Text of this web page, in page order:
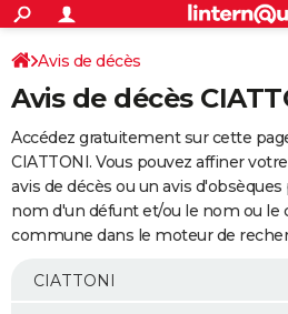
ACTUALITÉS
Politique
Société
Faits Divers
Education
Monde
Villes
+
SPORT
Coupe du monde 2026
Football
Tennis
Cyclisme
Rugby
Forum
Programme TV
TNT
Streaming
Cinéma
Sorties cinéma
Musique
+
FINANCE
Retraite
Epargne
Immobilier
Risques naturels par ville
Banque
Assurance
AUTO
Essais
Réserver un essai
Citadines
Berlines
SUV
Forum auto
+
Mobiles
Meilleur smartphone
Internet
Ordinateurs
Jeux vidéo
Guide high-tech
Avis de décès
Avis de décès
Accédez gratuitement sur cette
CIATTONI. Vous pouvez affiner
avis de décès ou un avis
nom d'un défunt et/ou le nom ou le
commune dans le moteur de